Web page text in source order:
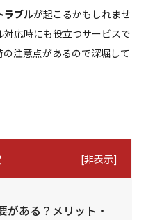
ラブルが起こるかもしれませ
応時にも役立つサービスで
注意点があるので深堀して
[非表示]
がある？メリット・